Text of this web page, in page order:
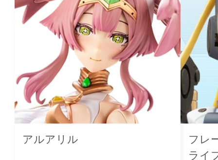
アルアリル
フレ
ライ